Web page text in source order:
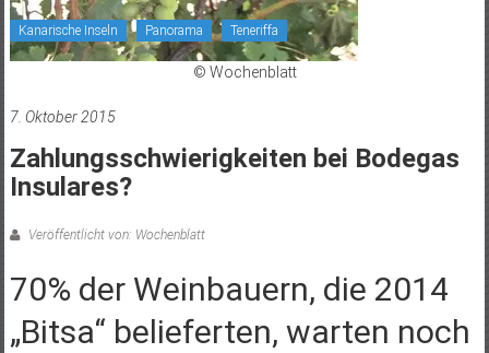
Kanarische Inseln Panorama Teneriffa
© Wochenblatt
7. Oktober 2015
Zahlungsschwierigkeiten bei Bodegas
Insulares?
Veröffentlicht von: Wochenblatt
70% der Weinbauern, die 2014
„Bitsa“ belieferten, warten noch